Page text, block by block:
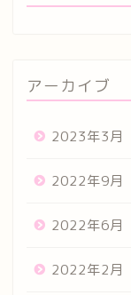
アーカイブ
2023年3月
2022年9月
2022年6月
2022年2月